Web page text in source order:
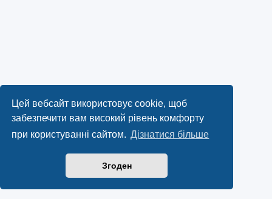
Цей вебсайт використовує cookie, щоб
забезпечити вам високий рівень комфорту
при користуванні сайтом. Дізнатися більше
Згоден